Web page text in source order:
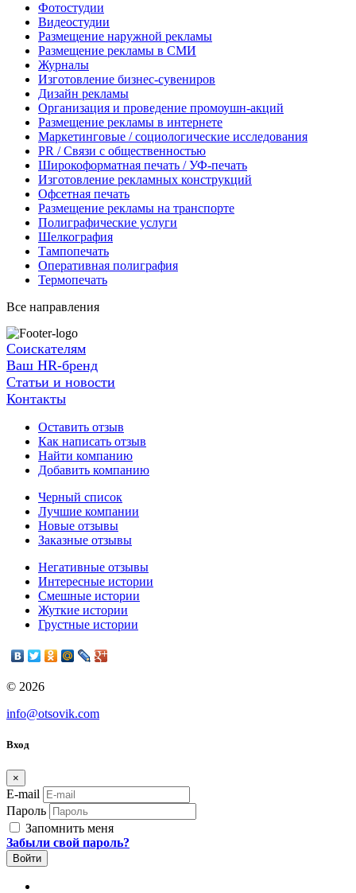
Фотостудии
Видеостудии
Размещение наружной рекламы
Размещение рекламы в СМИ
Журналы
Изготовление бизнес-сувениров
Дизайн рекламы
Организация и проведение промоушн-акций
Размещение рекламы в интернете
Маркетинговые / социологические исследования
PR / Связи с общественностью
Широкоформатная печать / УФ-печать
Изготовление рекламных конструкций
Офсетная печать
Размещение рекламы на транспорте
Полиграфические услуги
Шелкография
Тампопечать
Оперативная полиграфия
Термопечать
Все направления
Соискателям
Ваш HR-бренд
Статьи и новости
Контакты
Оставить отзыв
Как написать отзыв
Найти компанию
Добавить компанию
Черный список
Лучшие компании
Новые отзывы
Заказные отзывы
Негативные отзывы
Интересные истории
Смешные истории
Жуткие истории
Грустные истории
© 2026
info@otsovik.com
Вход
×
E-mail
Пароль
Запомнить меня
Забыли свой пароль?